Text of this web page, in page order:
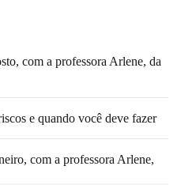
com a professora Arlene, da
e quando você deve fazer
com a professora Arlene,